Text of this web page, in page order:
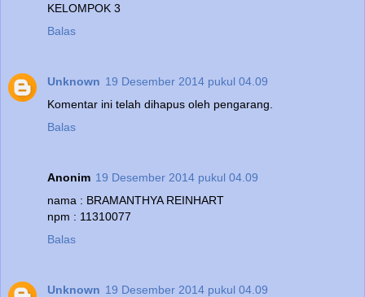
KELOMPOK 3
Balas
Unknown 19 Desember 2014 pukul 04.09
Komentar ini telah dihapus oleh pengarang.
Balas
Anonim 19 Desember 2014 pukul 04.09
nama : BRAMANTHYA REINHART
npm : 11310077
Balas
Unknown 19 Desember 2014 pukul 04.09